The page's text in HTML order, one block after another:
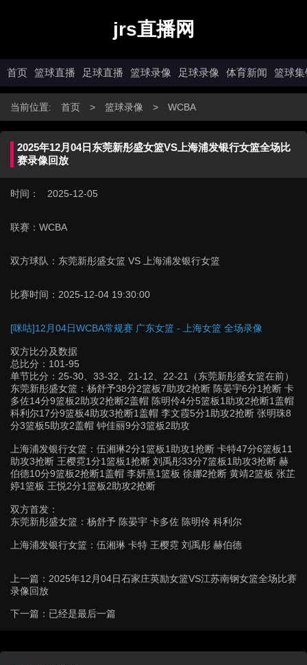
jrs直播网
首页 篮球直播 足球直播 篮球录像 足球录像 体育新闻 篮球集
当前位置: 首页 > 篮球录像 > WCBA
2025年12月04日东莞新彤盛女篮VS上海浦发银行女篮全场比
赛录像回放
时间： 2025-12-05
联赛： WCBA
双方球队： 东莞新彤盛女篮 VS 上海浦发银行女篮
比赛时间： 2025-12-04 19:30:00
[咪咕]12月04日WCBA常规赛 广东女篮 - 上海女篮 全场录像
双方比分及数据
总比分：101-95
单节比分：25-30、33-32、21-12、22-21（东莞新彤盛女篮在前）
东莞新彤盛女篮：杨舒予38分2篮板7助攻2抢断 陈晏宇6分1抢断 卡
多佐14分9篮板2助攻2抢断2盖帽 陈明伶4分5篮板1助攻2抢断1盖帽
科利尔17分9篮板4助攻3抢断1盖帽 李文霞5分1助攻2抢断 张明珠8
分3篮板5助攻2盖帽 钟佳丽9分3篮板2助攻
上海浦发银行女篮：伍湘琳2分1篮板1助攻1抢断 卡特47分6篮板11
助攻3抢断 王樱霓1分1篮板1抢断 刘禹彤33分7篮板1助攻3抢断 赫
伯德10分9篮板2抢断1盖帽 李妍熹1篮板 徐娜2抢断 黄靖2篮板 张芷
婷1篮板 王悦2分1篮板2助攻2抢断
双方首发：
东莞新彤盛女篮：杨舒予 陈晏宇 卡多佐 陈明伶 科利尔
上海浦发银行女篮：伍湘琳 卡特 王樱霓 刘禹彤 赫伯德
上一篇： 2025年12月04日石家庄英励女篮VS江苏南钢女篮全场比赛
录像回放
下一篇：已经是最后一篇